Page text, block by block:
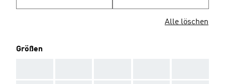
Alle löschen
Größen